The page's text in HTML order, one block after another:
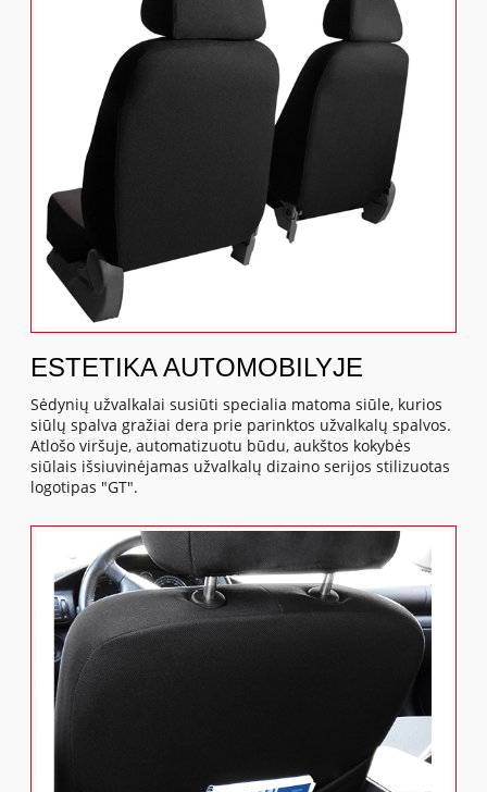
ESTETIKA AUTOMOBILYJE
Sėdynių užvalkalai susiūti specialia matoma siūle, kurios
siūlų spalva gražiai dera prie parinktos užvalkalų spalvos.
Atlošo viršuje, automatizuotu būdu, aukštos kokybės
siūlais išsiuvinėjamas užvalkalų dizaino serijos stilizuotas
logotipas "GT".